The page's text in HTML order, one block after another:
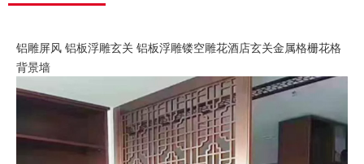
铝雕屏风 铝板浮雕玄关 铝板浮雕镂空雕花酒店玄关金属格栅花格
背景墙